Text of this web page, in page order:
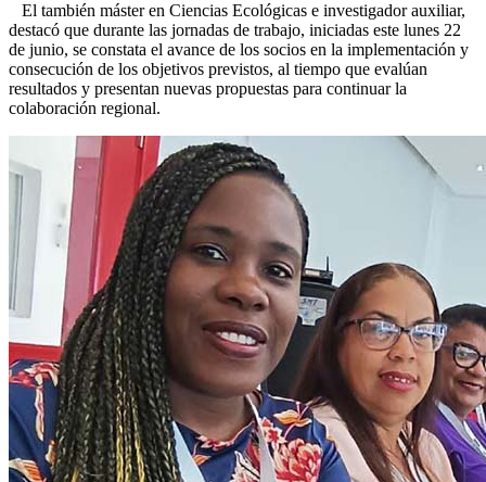
El también máster en Ciencias Ecológicas e investigador auxiliar,
destacó que durante las jornadas de trabajo, iniciadas este lunes 22
de junio, se constata el avance de los socios en la implementación y
consecución de los objetivos previstos, al tiempo que evalúan
resultados y presentan nuevas propuestas para continuar la
colaboración regional.